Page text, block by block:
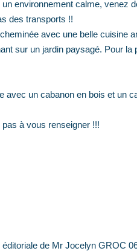
environnement calme, venez
des transports !!
avec une belle cuisine
sur un jardin paysagé. Pour la
avec un cabanon en bois et un
à vous renseigner !!!
de Mr Jocelyn GROC